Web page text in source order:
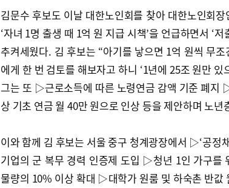
김문수 후보도 이날 대한노인회를 찾아 대한노인회
‘자녀 1명 출생 때 1억 원 지급 시책’을 언급하면서 ‘
추켜세웠다. 김 후보는 “아기를 낳으면 1억 원씩 무
에게 한 번 검토를 해보자고 하니 ‘1년에 25조 원만 있
그는 또 ▷근로소득에 따른 노령연금 감액 기준 폐지
상 기초 연금 월 40만 원으로 인상 등을 제안하며 노년
이와 함께 김 후보는 서울 중구 청계광장에서 ▷‘공정
기업의 군 복무 경력 인증제 도입 ▷청년 1인 가구를
물량의 10% 이상 확대 ▷대학가 원룸 및 하숙촌 반